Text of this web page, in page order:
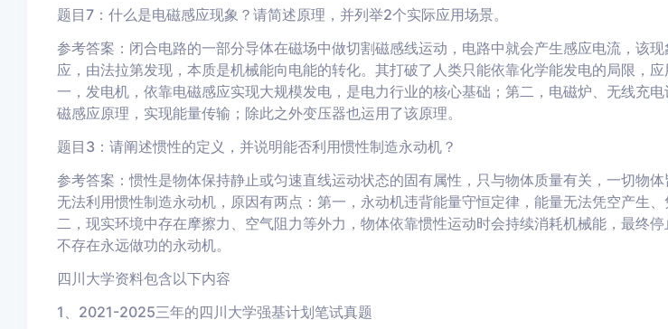
题目7：什么是电磁感应现象？请简述原理，并列举2个实际应用场景。
参考答案：闭合电路的一部分导体在磁场中做切割磁感线运动，电路中就会产生感应电流，该
应，由法拉第发现，本质是机械能向电能的转化。其打破了人类只能依靠化学能发电的局限，
一，发电机，依靠电磁感应实现大规模发电，是电力行业的核心基础；第二，电磁炉、无线充
磁感应原理，实现能量传输；除此之外变压器也运用了该原理。
题目3：请阐述惯性的定义，并说明能否利用惯性制造永动机？
参考答案：惯性是物体保持静止或匀速直线运动状态的固有属性，只与物体质量有关，一切物体
无法利用惯性制造永动机，原因有两点：第一，永动机违背能量守恒定律，能量无法凭空产生
二，现实环境中存在摩擦力、空气阻力等外力，物体依靠惯性运动时会持续消耗机械能，最终
不存在永远做功的永动机。
四川大学资料包含以下内容
1、2021-2025三年的四川大学强基计划笔试真题